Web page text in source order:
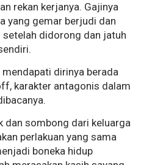
rekan kerjanya. Gajinya
yang gemar berjudi dan
setelah didorong dan jatuh
dirinya berada
karakter antagonis dalam
dan sombong dari keluarga
perlakuan yang sama
boneka hidup